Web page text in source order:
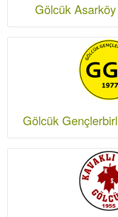
Gölcük
Gölcük